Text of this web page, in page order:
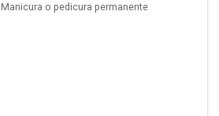
Manicura o pedicura permanente